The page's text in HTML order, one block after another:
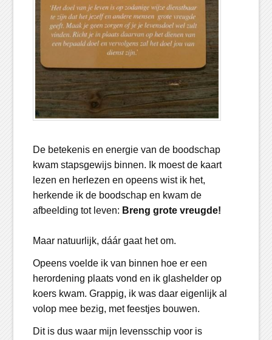
De betekenis en energie van de boodschap
kwam stapsgewijs binnen. Ik moest de kaart
lezen en herlezen en opeens wist ik het,
herkende ik de boodschap en kwam de
afbeelding tot leven: Breng grote vreugde!
Maar natuurlijk, dáár gaat het om.
Opeens voelde ik van binnen hoe er een
herordening plaats vond en ik glashelder op
koers kwam. Grappig, ik was daar eigenlijk al
volop mee bezig, met feestjes bouwen.
Dit is dus waar mijn levensschip voor is